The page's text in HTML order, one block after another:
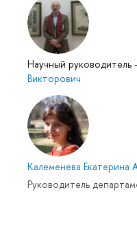
Научный руководитель
Викторович
Калеменева Екатерина
Руководитель